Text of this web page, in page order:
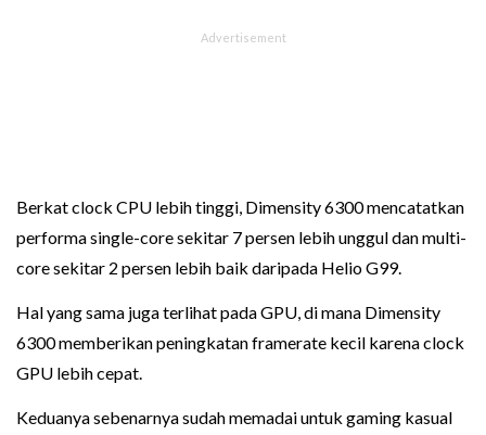
Berkat clock CPU lebih tinggi, Dimensity 6300 mencatatkan
performa single-core sekitar 7 persen lebih unggul dan multi-
core sekitar 2 persen lebih baik daripada Helio G99.
Hal yang sama juga terlihat pada GPU, di mana Dimensity
6300 memberikan peningkatan framerate kecil karena clock
GPU lebih cepat.
Keduanya sebenarnya sudah memadai untuk gaming kasual